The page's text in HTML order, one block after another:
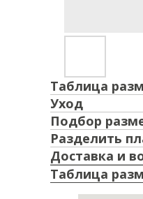
Таблица
Уход
Подбор
Разделить
Доставка и
Таблица